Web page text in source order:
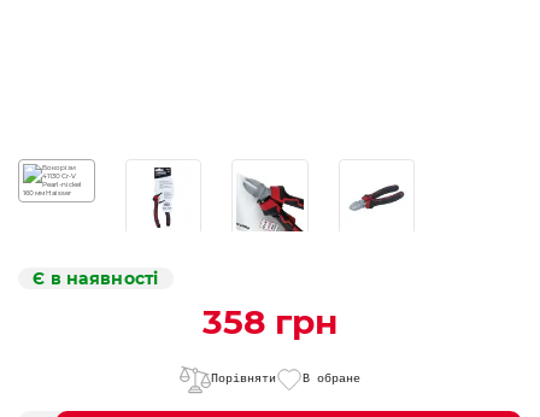
Є в наявності
358 грн
Порівняти В обране